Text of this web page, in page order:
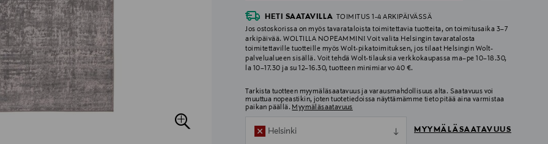
HETI SAATAVILLA
TOIMITUS 1-4 ARKIPÄIVÄSSÄ
Jos ostoskorissa on myös tavarataloista toimitettavia tuotteita, on toimitusaika 3–7
arkipäivää. WOLTILLA NOPEAMMIN! Voit valita Helsingin tavaratalosta
toimitettaville tuotteille myös Wolt-pikatoimituksen, jos tilaat Helsingin Wolt-
palvelualueen sisällä. Voit tehdä Wolt-tilauksia verkkokaupassa ma–pe 10–18.30,
la 10–17.30 ja su 12–16.30, tuotteen minimiarvo 40 €.
Tarkista tuotteen myymäläsaatavuus ja varausmahdollisuus alta. Saatavuus voi
muuttua nopeastikin, joten tuotetiedoissa näyttämämme tieto pitää aina varmistaa
paikan päällä. Myymäläsaatavuus
Helsinki MYYMÄLÄSAATAVUUS